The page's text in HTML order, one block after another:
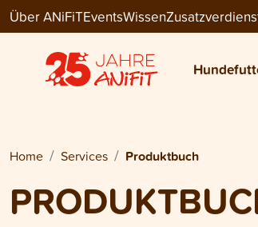
Über ANiFiTEventsWissen
Home Services Produktbuch